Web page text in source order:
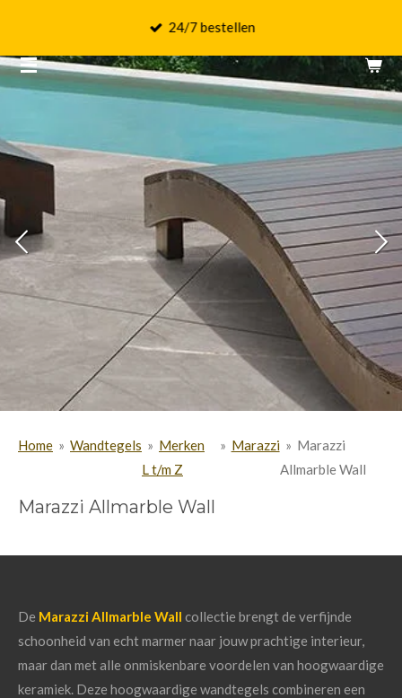
naar
de
24/7 bestellen
Home » Wandtegels » Merken
L t/m Z
» Marazzi » Marazzi
Allmarble Wall
Marazzi Allmarble Wall
De Marazzi Allmarble Wall collectie brengtde verfijnde
schoonheid van echtmarmernaar jouwprachtige interieur,
maardan metalle onmiskenbare voordelen van hoogwaardige
keramiek. Deze hoogwaardige wandtegels combineren een